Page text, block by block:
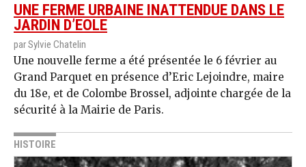
UNE FERME URBAINE INATTENDUE DANS LE
JARDIN D’EOLE
par Sylvie Chatelin
Une nouvelle ferme a été présentée le 6 février au
Grand Parquet en présence d’Eric Lejoindre, maire
du 18e, et de Colombe Brossel, adjointe chargée de la
sécurité à la Mairie de Paris.
HISTOIRE